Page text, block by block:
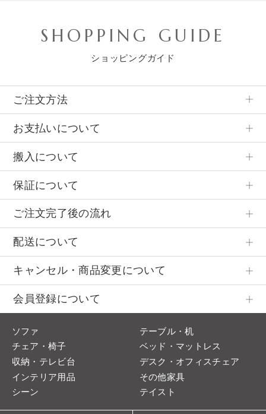
SHOPPING GUIDE
ショッピングガイド
ご注文方法
お支払いについて
搬入について
保証について
ご注文完了後の流れ
配送について
キャンセル・商品変更について
会員登録について
ソファ
テーブル・机
チェア・椅子
ベッド・マットレス
収納・テレビ台
デスク・オフィスチェア
インテリア用品
その他家具
シーン
テイスト